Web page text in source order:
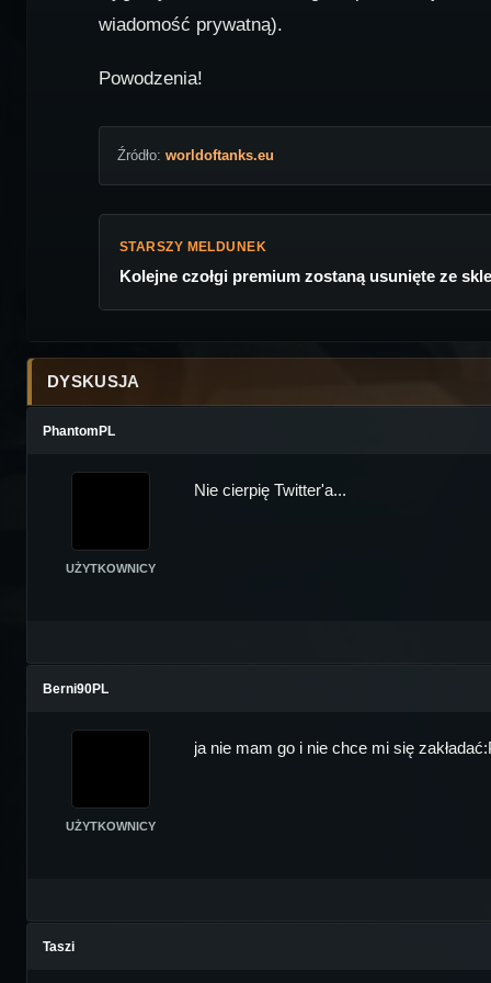
wiadomość prywatną).
Powodzenia!
Źródło: worldoftanks.eu
STARSZY MELDUNEK
Kolejne czołgi premium zostaną usunięte ze
DYSKUSJA
PhantomPL
UŻYTKOWNICY
Nie cierpię Twitter'a...
Berni90PL
UŻYTKOWNICY
ja nie mam go i nie chce mi się
Taszi